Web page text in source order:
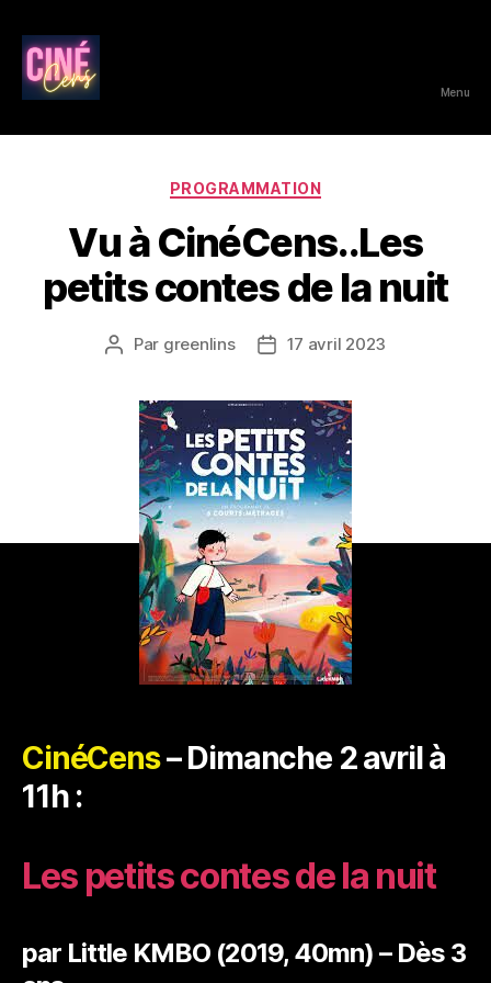
Menu
Catégories
PROGRAMMATION
Vu à CinéCens..Les
petits contes de la nuit
Auteur
Par greenlins
Date17 avril 2023
CinéCens– Dimanche 2 avril à
11h :
Les petits contes de la nuit
par Little KMBO (2019, 40mn) – Dès 3